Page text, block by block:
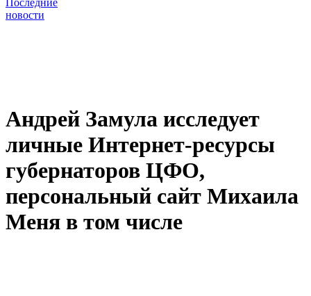
Последние
новости
Андрей Замула исследует
личные Интернет-ресурсы
губернаторов ЦФО,
персональный сайт Михаила
Меня в том числе